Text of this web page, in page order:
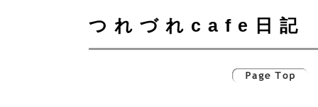
つれづれcafe日記